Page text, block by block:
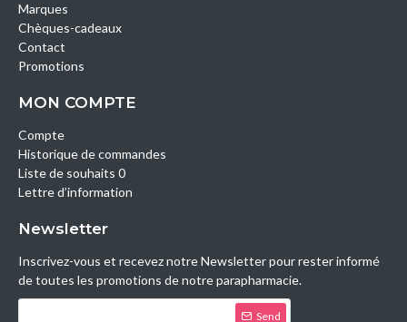
Marques
Chèques-cadeaux
Contact
Promotions
MON COMPTE
Compte
Historique de commandes
Liste de souhaits 0
Lettre d’information
Newsletter
Inscrivez-vous et recevez notre Newsletter pour rester informé
de toutes les promotions de notre parapharmacie.
Send